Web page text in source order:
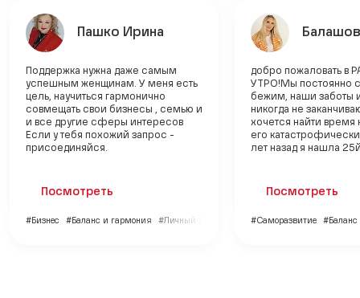
Пашко Ирина
Поддержка нужна даже самым
успешным женщинам. У меня есть
цель, научиться гармонично
совмещать свои бизнесы , семью и
и все другие сферы интересов
Если у тебя похожий запрос -
присоединяйся.
Посмотреть
#Бизнес #Баланс и гармония #Личный бренд
добро пожаловать в
УТРО!Мы постоянно
бежим, наши заботы
никогда не
хочется найти время
его
лет назад я нашла
Посмотреть
#Саморазвитие